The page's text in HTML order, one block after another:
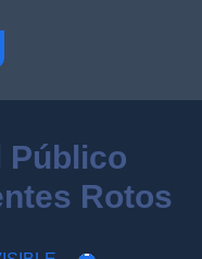
Público
Rotos